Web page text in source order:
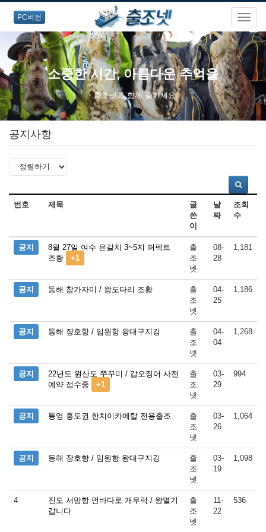
PC버전
소중한 시간, 아름다운 추억을
출조넷과 함께 즐기세요.
공지사항
번호 제목
글
쓴
이
날
짜
조회
수
공지
8월 27일 여수 은갈치 3~5지 퍼펙트
조황
+1
출
조
넷
08-
28
1,181
공지 동해 참가자미 / 왕도다리 조황
출
조
넷
04-
25
1,186
공지 동해 장호항 / 임원항 왕대구지깅
출
조
넷
04-
04
1,268
공지
22년도 원산도 쭈꾸미 / 갑오징어 사전
예약 접수중
+1
출
조
넷
03-
29
994
공지 통영 홍도권 한치이카메탈 전용출조
출
조
넷
03-
26
1,064
공지 동해 장호항 / 임원항 왕대구지깅
출
조
넷
03-
19
1,098
4
진도 서망항 먼바다로 개우럭 / 왕열기
갑니다
출
조
넷
11-
22
536